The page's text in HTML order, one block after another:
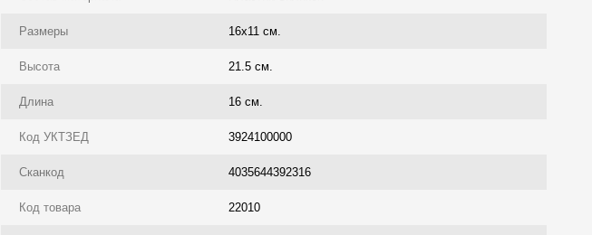
Размеры 16x11 см.
Высота 21.5 см.
Длина 16 см.
Код УКТЗЕД 3924100000
Сканкод 4035644392316
Код товара 22010